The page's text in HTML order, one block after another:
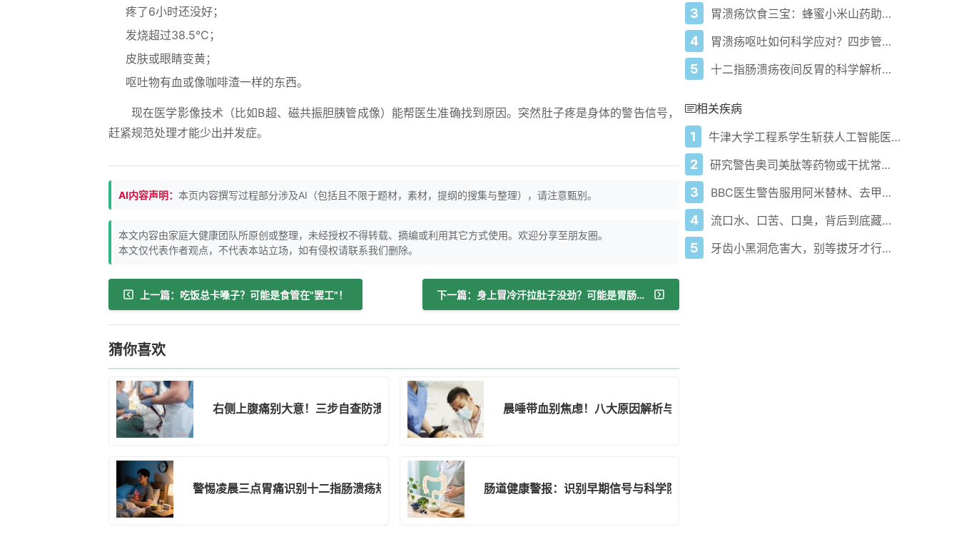
疼了6小时还没好；
发烧超过38.5℃；
皮肤或眼睛变黄；
呕吐物有血或像咖啡渣一样的东西。
现在医学影像技术（比如B超、磁共振胆胰管成像）能帮医生准确找到原因。突然肚子疼是身体的警告信号，
赶紧规范处理才能少出并发症。
AI内容声明： 本页内容撰写过程部分涉及AI（包括且不限于题材，素材，提纲的搜集与整理），请注意甄别。
本文内容由家庭大健康团队所原创或整理，未经授权不得转载、摘编或利用其它方式使用。欢迎分享至朋友圈。
本文仅代表作者观点，不代表本站立场，如有侵权请联系我们删除。
上一篇：吃饭总卡嗓子？可能是食管在"罢工"！ 下一篇：身上冒冷汗拉肚子没劲？可能是胃肠型感冒在搞鬼
猜你喜欢
右侧上腹痛别大意！三步自查防溃疡恶化 晨唾带血别焦虑！八大原因解析与家庭应对
警惕凌晨三点胃痛识别十二指肠溃疡规律与防治 肠道健康警报：识别早期信号与科学防护全攻略
3 胃溃疡饮食三宝：蜂蜜小米山药助黏膜修复
4 胃溃疡呕吐如何科学应对？四步管理法助你修复黏膜
5 十二指肠溃疡夜间反胃的科学解析与应对策略
相关疾病
1 牛津大学工程系学生斩获人工智能医学影像领域顶级奖项
2 研究警告奥司美肽等药物或干扰常规医疗检查
3 BBC医生警告服用阿米替林、去甲替林、舍曲林、氟西汀的人群
4 流口水、口苦、口臭，背后到底藏着哪些病？
5 牙齿小黑洞危害大，别等拔牙才行动！